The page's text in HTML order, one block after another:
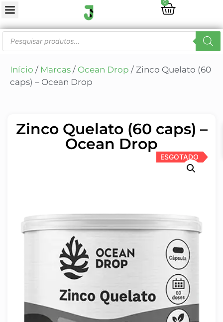
0
Início / Marcas / Ocean Drop / Zinco Quelato (60
caps) – Ocean Drop
Zinco Quelato (60 caps) –
Ocean Drop
ESGOTADO